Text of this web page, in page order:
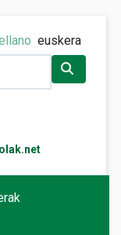
euskera